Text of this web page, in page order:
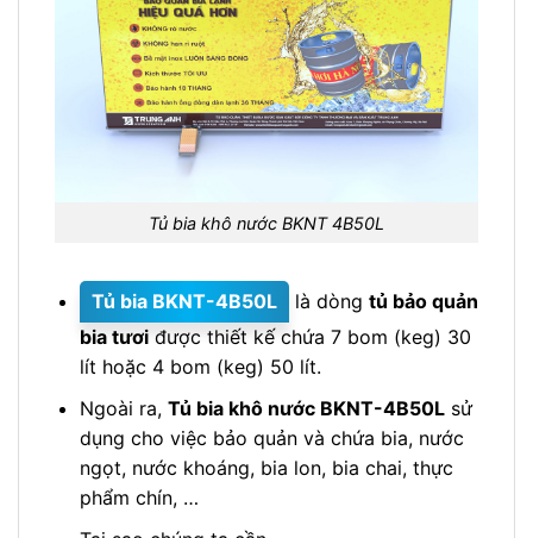
Tủ bia khô nước BKNT 4B50L
Tủ bia BKNT-4B50L là dòng tủ bảo quản
bia tươiđược thiết kế chứa 7 bom (keg) 30
lít hoặc 4 bom (keg) 50 lít.
Ngoài ra, Tủ bia khô nước BKNT-4B50Lsử
dụng cho việc bảo quản và chứa bia, nước
ngọt, nước khoáng, bia lon, bia chai, thực
phẩm chín, …